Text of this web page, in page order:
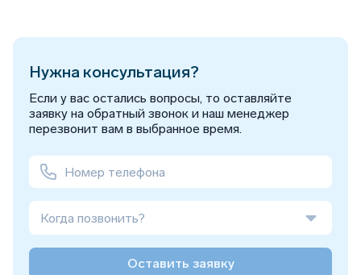
Нужна консультация?
Если у вас остались вопросы, то оставляйте
заявку на обратный звонок и наш менеджер
перезвонит вам в выбранное время.
Когда позвонить?
Оставить заявку